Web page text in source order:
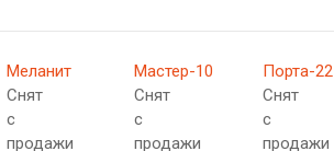
Меланит
Снят
с
продажи
Мастер-10
Снят
с
продажи
Порта-22
Снят
с
продажи